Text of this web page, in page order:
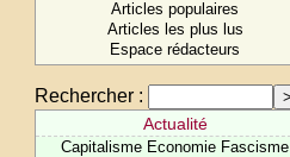
Articles populaires
Articles les plus lus
Espace rédacteurs
Rechercher :
Actualité
Capitalisme Economie Fascisme